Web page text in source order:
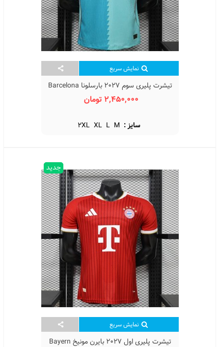
نمایش سریع
تیشرت پلیری سوم 2027 بارسلونا Barcelona
3rd Kit 2027
2,450,000 تومان
سایز : M
L
XL
2XL
جدید
نمایش سریع
تیشرت پلیری اول 2027 بایرن مونیخ Bayern